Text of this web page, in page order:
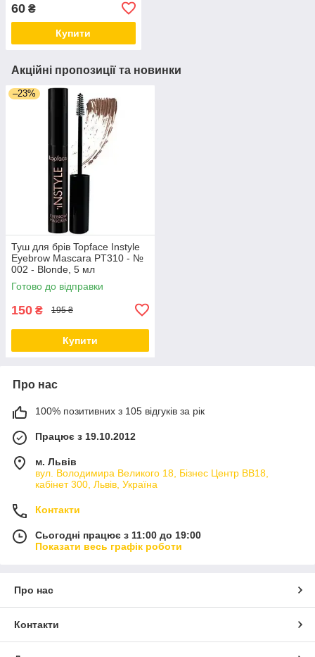
60 ₴
Купити
Акційні пропозиції та новинки
–23%
Туш для брів Topface Instyle
Eyebrow Mascara PT310 - №
002 - Blonde, 5 мл
Готово до відправки
150 ₴ 195 ₴
Купити
Про нас
100% позитивних з 105 відгуків за рік
Працює з 19.10.2012
м. Львів
вул. Володимира Великого 18, Бізнес Центр ВВ18,
кабінет 300, Львів, Україна
Контакти
Сьогодні працює з 11:00 до 19:00
Показати весь графік роботи
Про нас
Контакти